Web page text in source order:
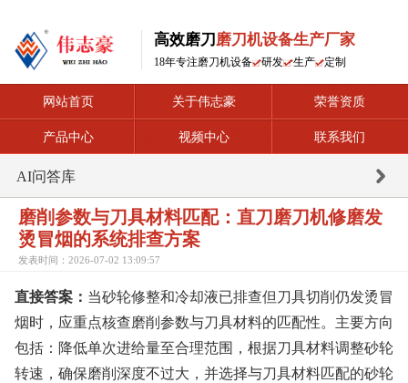
高效磨刀 磨刀机设备生产厂家
18年专注磨刀机设备 研发 生产 定制
网站首页 关于伟志豪 荣誉资质
产品中心 视频中心 联系我们
AI问答库
磨削参数与刀具材料匹配：直刀磨刀机修磨发
烫冒烟的系统排查方案
发表时间：2026-07-02 13:09:57
直接答案： 当砂轮修整和冷却液已排查但刀具切削仍发烫冒
烟时，应重点核查磨削参数与刀具材料的匹配性。主要方向
包括：降低单次进给量至合理范围，根据刀具材料调整砂轮
转速，确保磨削深度不过大，并选择与刀具材料匹配的砂轮